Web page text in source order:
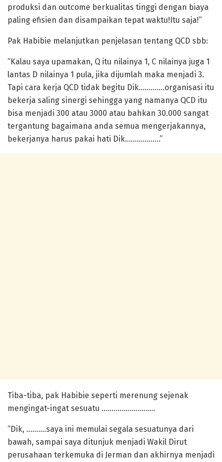
produksi dan outcome berkualitas tinggi dengan biaya
paling efisien dan disampaikan tepat waktu!Itu saja!”
Pak Habibie melanjutkan penjelasan tentang QCD sbb:
“Kalau saya upamakan, Q itu nilainya 1, C nilainya juga 1
lantas D nilainya 1 pula, jika dijumlah maka menjadi 3.
Tapi cara kerja QCD tidak begitu Dik………….organisasi itu
bekerja saling sinergi sehingga yang namanya QCD itu
bisa menjadi 300 atau 3000 atau bahkan 30.000 sangat
tergantung bagaimana anda semua mengerjakannya,
bekerjanya harus pakai hati Dik………………”
Tiba-tiba, pak Habibie seperti merenung sejenak
mengingat-ingat sesuatu ………………………
“Dik, ……….saya ini memulai segala sesuatunya dari
bawah, sampai saya ditunjuk menjadi Wakil Dirut
perusahaan terkemuka di Jerman dan akhirnya menjadi